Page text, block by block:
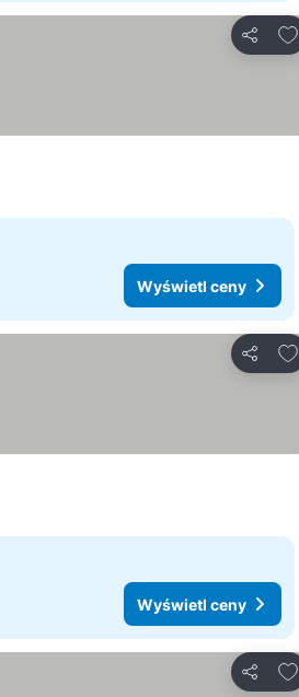
Wyświetl ceny
Wyświetl ceny